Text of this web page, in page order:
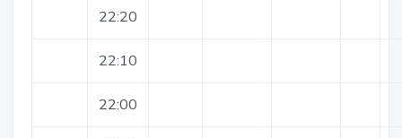
22:20
22:10
22:00